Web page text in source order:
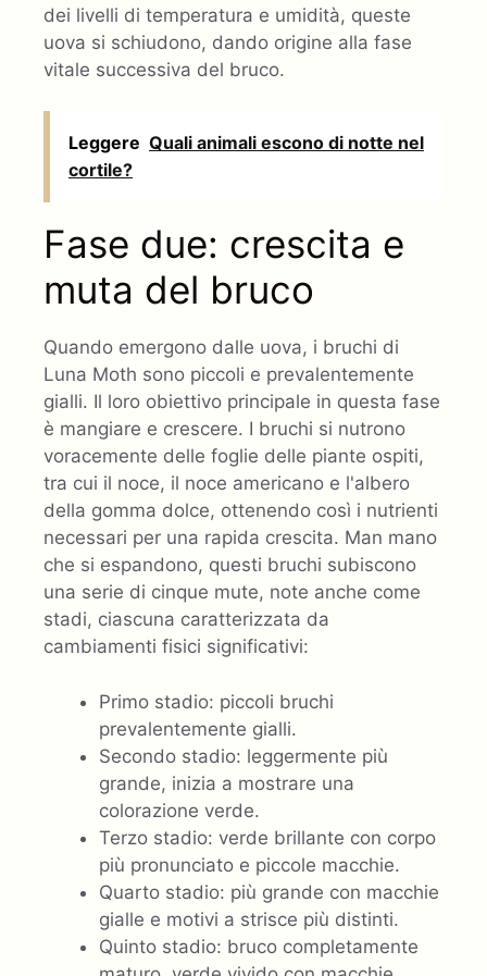
dei livelli di temperatura e umidità, queste
uova si schiudono, dando origine alla fase
vitale successiva del bruco.
Leggere Quali animali escono di notte nel
cortile?
Fase due: crescita e
muta del bruco
Quando emergono dalle uova, i bruchi di
Luna Moth sono piccoli e prevalentemente
gialli. Il loro obiettivo principale in questa fase
è mangiare e crescere. I bruchi si nutrono
voracemente delle foglie delle piante ospiti,
tra cui il noce, il noce americano e l'albero
della gomma dolce, ottenendo così i nutrienti
necessari per una rapida crescita. Man mano
che si espandono, questi bruchi subiscono
una serie di cinque mute, note anche come
stadi, ciascuna caratterizzata da
cambiamenti fisici significativi:
Primo stadio: piccoli bruchi
prevalentemente gialli.
Secondo stadio: leggermente più
grande, inizia a mostrare una
colorazione verde.
Terzo stadio: verde brillante con corpo
più pronunciato e piccole macchie.
Quarto stadio: più grande con macchie
gialle e motivi a strisce più distinti.
Quinto stadio: bruco completamente